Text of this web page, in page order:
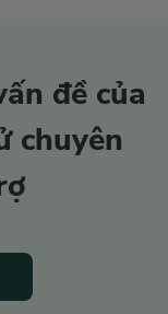
đề của
chuyên